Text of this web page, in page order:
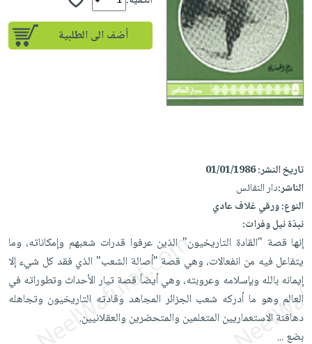
إختياراتنا
كتب
أكاديمية
صندوق
القراءة
iKitab
بلا
حدود
أسئلة
يتكرر
على
Android
تحميل
iKitab
على
Apple
أسئلة
يتكرر
طرحها
تحميل
masmu3
على
masmu3
على
Apple
المواضيع
الأكثر
مبيعاً
إختياراتنا
وسائل
القراءة
جوائز
تعليمية
الصحة
والعناية
الشخصية
جديد
أجهزة
العناية
الشخصية
العناية
وتصفيف
الشعر
العناية
بالجسم
العناية
بالأسنان
المطبخ
والسفرة
جديد
الكل
أواني
الطهي
أدوات
الخبز
متجر
الهدايا
أقسام
الأكثر
مبيعاً
شحن
أضف الى الطلبية
تاريخ النشر:01/01/1986
الناشر:دار النفائس
النوع:ورقي غلاف عادي
نبذة نيل وفرات:
إنها قصة "القادة التاريخيون" الذين عرفوا قدرات شعبهم وإمكاناته، وما
يتفاعل فيه من انفعالات، وهي قصة "أصالة الشعب" الذي فقد كل شيء إلا
إيمانه بالله وبإسلامه وعروبته، وهي أيضاً قصة تيار الأحداث وتطوراته في
العالم وهو ما أدركه شعب الجزائر المجاهد وقادته التاريخيون وتجاهله
دهاقنة الاستعماريين المتعلمين والمتحضرين والعقلانيين.
بضع...